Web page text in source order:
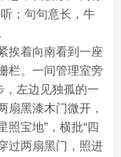
；句句意长，牛
挨着向南看到一座
栏。一间管理室旁
，左边见独孤的一
扇黑漆木门微开，
照宝地”，横批“四
过两扇黑门，照进